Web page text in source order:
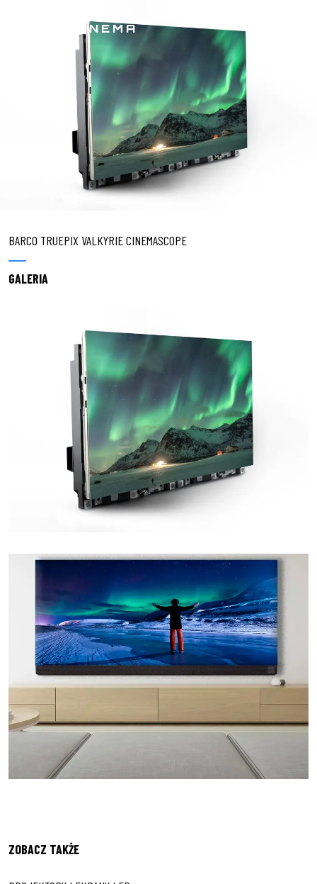
DREAMCINEMA
BARCO TRUEPIX VALKYRIE CINEMASCOPE
GALERIA
ZOBACZ TAKŻE